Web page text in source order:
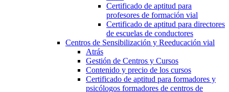
Certificado de aptitud para
profesores de formación vial
Certificado de aptitud para directores
de escuelas de conductores
Centros de Sensibilización y Reeducación vial
Atrás
Gestión de Centros y Cursos
Contenido y precio de los cursos
Certificado de aptitud para formadores y
psicólogos formadores de centros de